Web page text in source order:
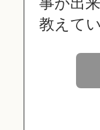
教えて